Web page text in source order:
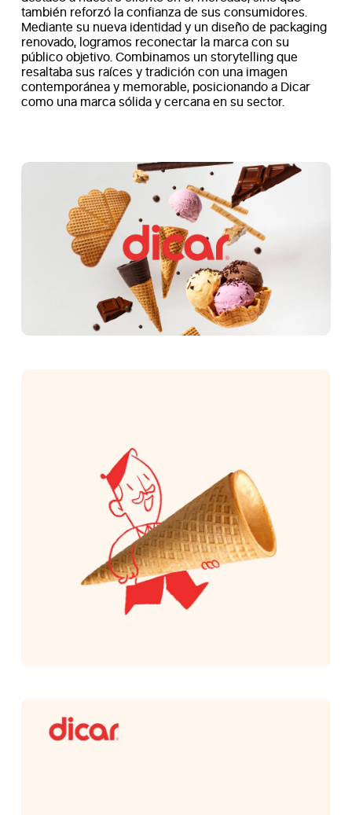
también reforzó la confianza de sus consumidores.
Mediante su nueva identidad y un diseño de packaging
renovado, logramos reconectar la marca con su
público objetivo. Combinamos un storytelling que
resaltaba sus raíces y tradición con una imagen
contemporánea y memorable, posicionando a Dicar
como una marca sólida y cercana en su sector.